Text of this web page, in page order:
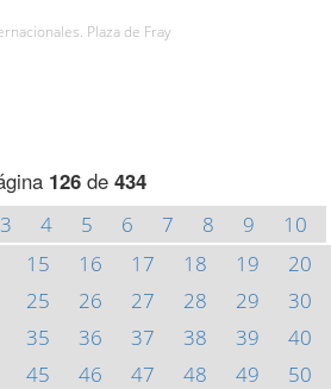
Plaza de Fray
126de 434
3 4 5 6 7 8 9
10
15 16 17 18 19
20
25 26 27 28 29
30
35 36 37 38 39
40
45 46 47 48 49
50